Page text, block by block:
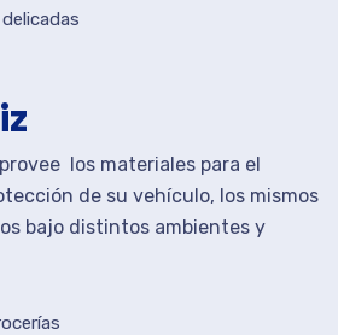
los materiales para el
de su vehículo, los mismos
bajo distintos ambientes y